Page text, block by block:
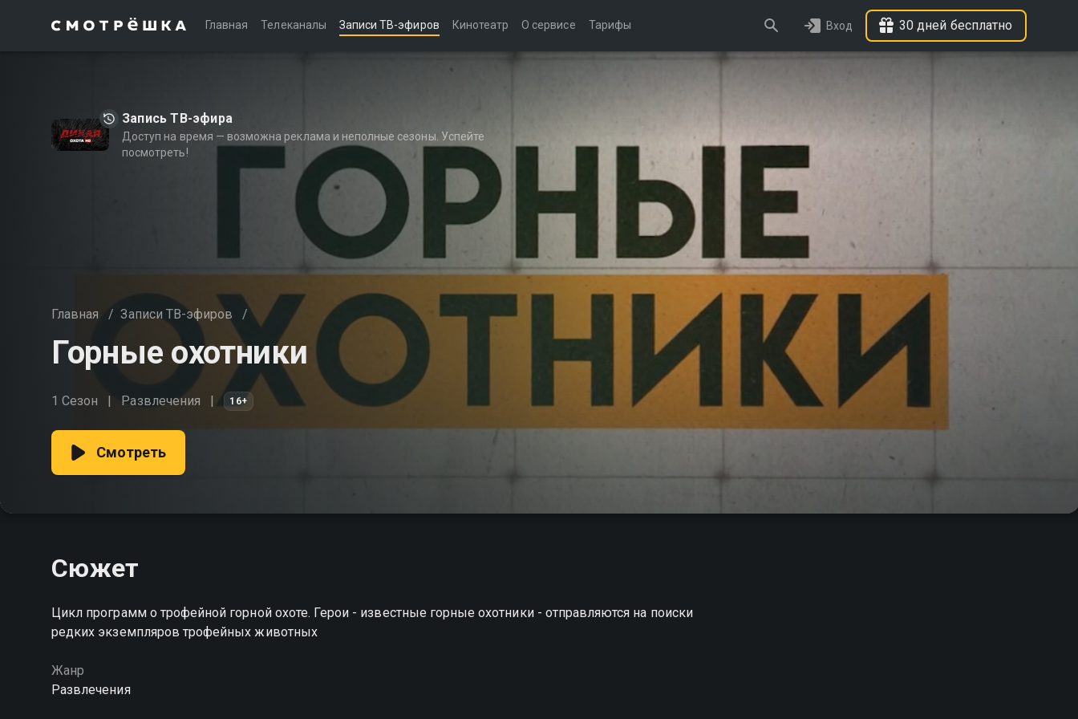
Главная Телеканалы Записи ТВ-эфиров Кинотеатр О сервисе Тарифы Вход 30 дней бесплатно
Запись ТВ-эфира
Доступ на время — возможна реклама и неполные сезоны. Успейте
посмотреть!
Главная / Записи ТВ-эфиров /
Горные охотники
1 Сезон Развлечения 16+
Смотреть
Сюжет
Цикл программ о трофейной горной охоте. Герои - известные горные охотники - отправляются на поиски
редких экземпляров трофейных животных
Жанр
Развлечения